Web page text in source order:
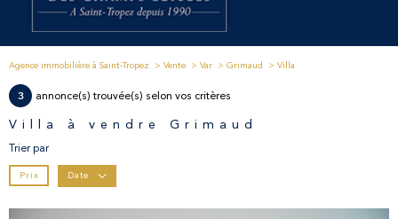
Agence immobilière à Saint-Tropez Vente Var Grimaud Villa
3 annonce(s) trouvée(s) selon vos critères
Villa à vendre Grimaud
Trier par
Prix Date